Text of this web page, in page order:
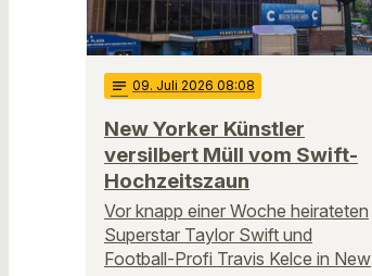
notes 09. Juli 2026 08:08
New Yorker Künstler
versilbert Müll vom Swift-
Hochzeitszaun
Vor knapp einer Woche heirateten
Superstar Taylor Swift und
Football-Profi Travis Kelce in New